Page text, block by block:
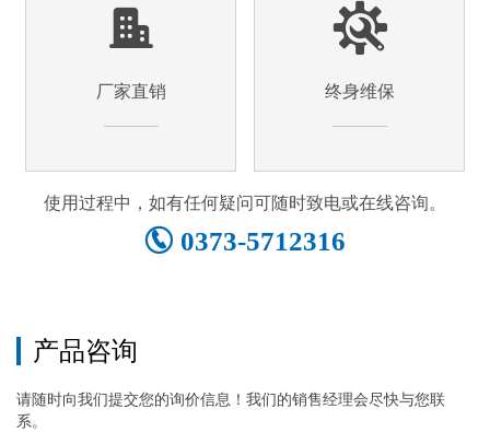
厂家直销 终身维保
使用过程中，如有任何疑问可随时致电或在线咨询。
0373-5712316
产品咨询
请随时向我们提交您的询价信息！我们的销售经理会尽快与您联
系。